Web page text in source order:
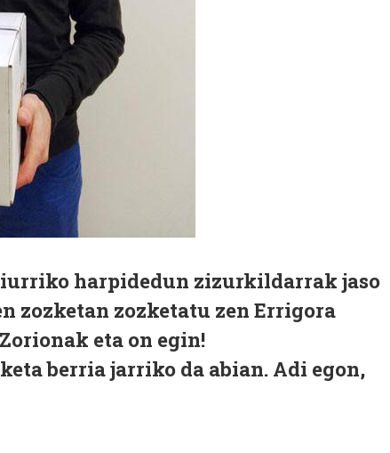
harpidedun zizurkildarrak jaso
zozketan zozketatu zen Errigora
eta on egin!
berria jarriko da abian. Adi egon,